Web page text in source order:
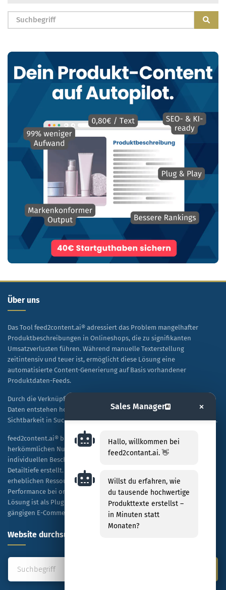
Über uns
Das Tool feed2content.ai® adressiert das Problem mangelhafter
Produktbeschreibungen in Onlineshops, die zu signifikanten
Umsatzverlusten führen. Während manuelle Texterstellung
zeitintensiv und teuer ist, ermöglicht diese Lösung eine
automatisierte Content-Generierung auf Basis vorhandener
Produktdaten-Feeds.
Durch die Verknüpfung von KI-Technologie mit spezifischen Shop-
Daten entstehen hochwertige, SEO-optimierte Texte, die sowohl die
Sichtbarkeit in Suchmaschinen als auch die Kaufbereitschaft steigern.
feed2content.ai® bietet eine skalierbare Alternative zur
herkömmlichen Nutzung von ChatGPT, indem es Tausende von
individuellen Beschreibungen kosteneffizient und in hoher
Detailtiefe erstellt. Unternehmen profitieren dabei von einer
erheblichen Ressourceneinsparung sowie einer verbesserten
Performance bei organischen Rankings und bezahlten Anzeigen. Die
Lösung ist als Plug-and-Play-Modell konzipiert und mit allen
gängigen E-Commerce-Plattformen kompatibel.
Website durchsuchen
Sales Manager AI ×
Hallo, willkommen bei
feed2contant.ai. 👋
Willst du erfahren, wie
du tausende hochwertige
Produkttexte erstellst –
in Minuten statt
Monaten?